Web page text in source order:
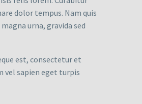
dolor tempus. Nam quis
urna, gravida sed
est, consectetur et
vel sapien eget turpis